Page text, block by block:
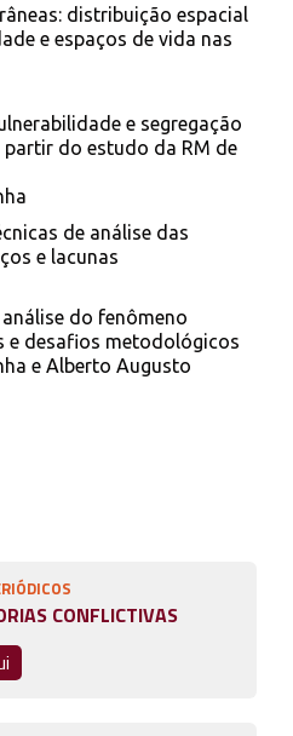
distribuição espacial
e espaços de vida nas
e segregação
do estudo da RM de
de análise das
e lacunas
análise do fenômeno
e desafios metodológicos
e Alberto Augusto
CONFLICTIVAS